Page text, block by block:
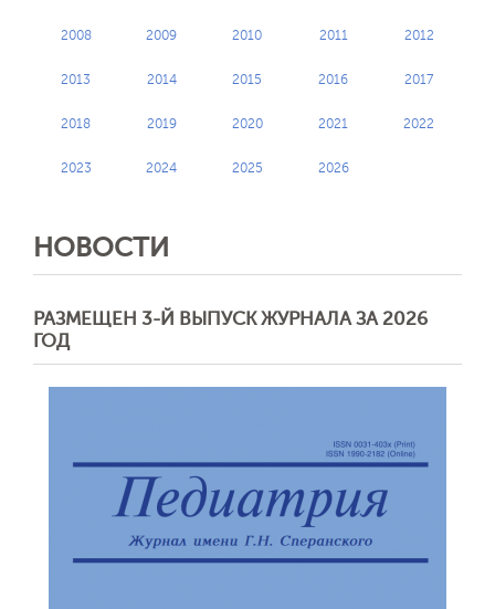
2008 2009 2010 2011 2012
2013 2014 2015 2016 2017
2018 2019 2020 2021 2022
2023 2024 2025 2026
НОВОСТИ
РАЗМЕЩЕН 3-Й ВЫПУСК ЖУРНАЛА ЗА 2026
ГОД